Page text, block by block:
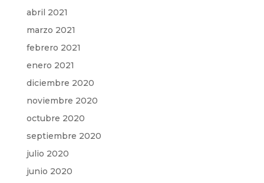
abril 2021
marzo 2021
febrero 2021
enero 2021
diciembre 2020
noviembre 2020
octubre 2020
septiembre 2020
julio 2020
junio 2020